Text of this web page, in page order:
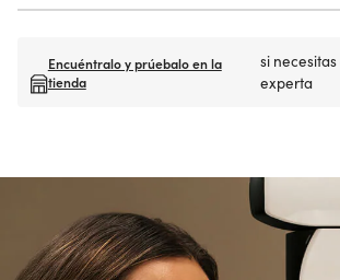
Encuéntralo y prúebalo en la
tienda
si
experta